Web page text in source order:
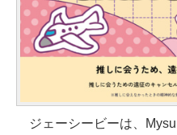
ジェーシービーは、